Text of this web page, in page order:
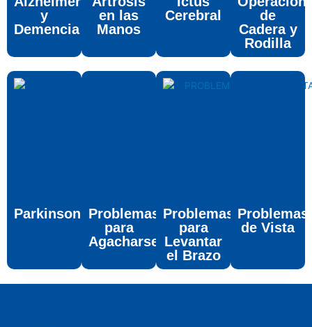
y
Demencia
en las
Manos
Cerebral
de
Cadera y
Rodilla
Parkinson Problemas
para
Agacharse
Problemas
para
Levantar
el Brazo
Problemas
de Vista